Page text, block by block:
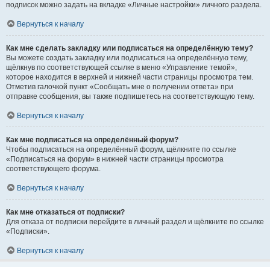
подписок можно задать на вкладке «Личные настройки» личного раздела.
Вернуться к началу
Как мне сделать закладку или подписаться на определённую тему?
Вы можете создать закладку или подписаться на определённую тему,
щёлкнув по соответствующей ссылке в меню «Управление темой»,
которое находится в верхней и нижней части страницы просмотра тем.
Отметив галочкой пункт «Сообщать мне о получении ответа» при
отправке сообщения, вы также подпишетесь на соответствующую тему.
Вернуться к началу
Как мне подписаться на определённый форум?
Чтобы подписаться на определённый форум, щёлкните по ссылке
«Подписаться на форум» в нижней части страницы просмотра
соответствующего форума.
Вернуться к началу
Как мне отказаться от подписки?
Для отказа от подписки перейдите в личный раздел и щёлкните по ссылке
«Подписки».
Вернуться к началу